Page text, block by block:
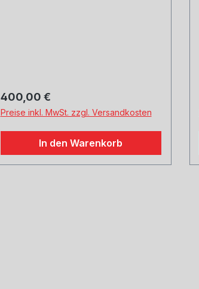
Regulärer Preis:
400,00 €
Preise inkl. MwSt. zzgl. Versandkosten
In den Warenkorb